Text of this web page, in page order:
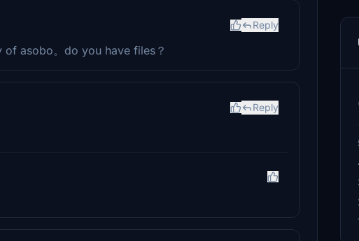
Reply
asobo。do you have files？
Reply